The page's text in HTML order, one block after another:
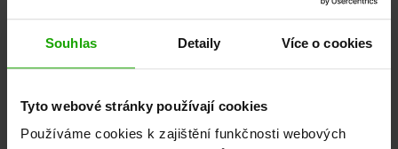
Souhlas Detaily Více o cookies
Tyto webové stránky používají cookies
Používáme cookies k zajištění funkčnosti webových